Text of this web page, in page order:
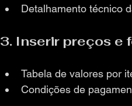
Detalhamento técnico
3. Inserir preços e
Tabela de valores por
Condições de